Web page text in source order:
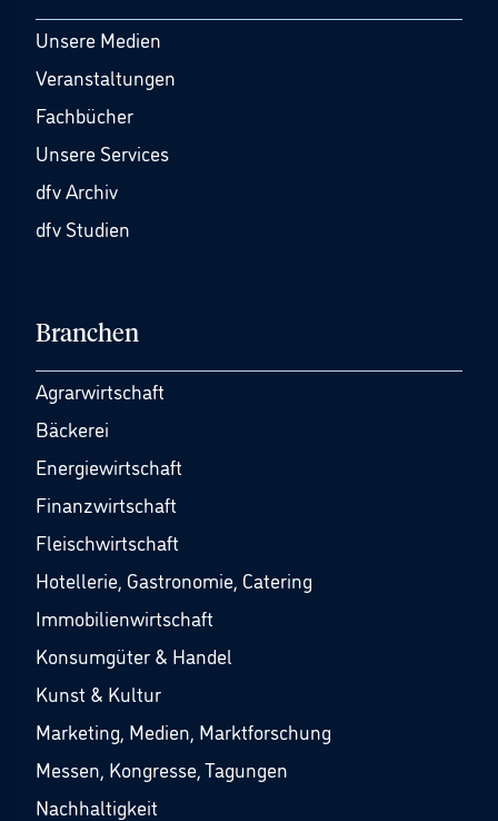
Unsere Medien
Veranstaltungen
Fachbücher
Unsere Services
dfv Archiv
dfv Studien
Branchen
Agrarwirtschaft
Bäckerei
Energiewirtschaft
Finanzwirtschaft
Fleischwirtschaft
Hotellerie, Gastronomie, Catering
Immobilienwirtschaft
Konsumgüter & Handel
Kunst & Kultur
Marketing, Medien, Marktforschung
Messen, Kongresse, Tagungen
Nachhaltigkeit